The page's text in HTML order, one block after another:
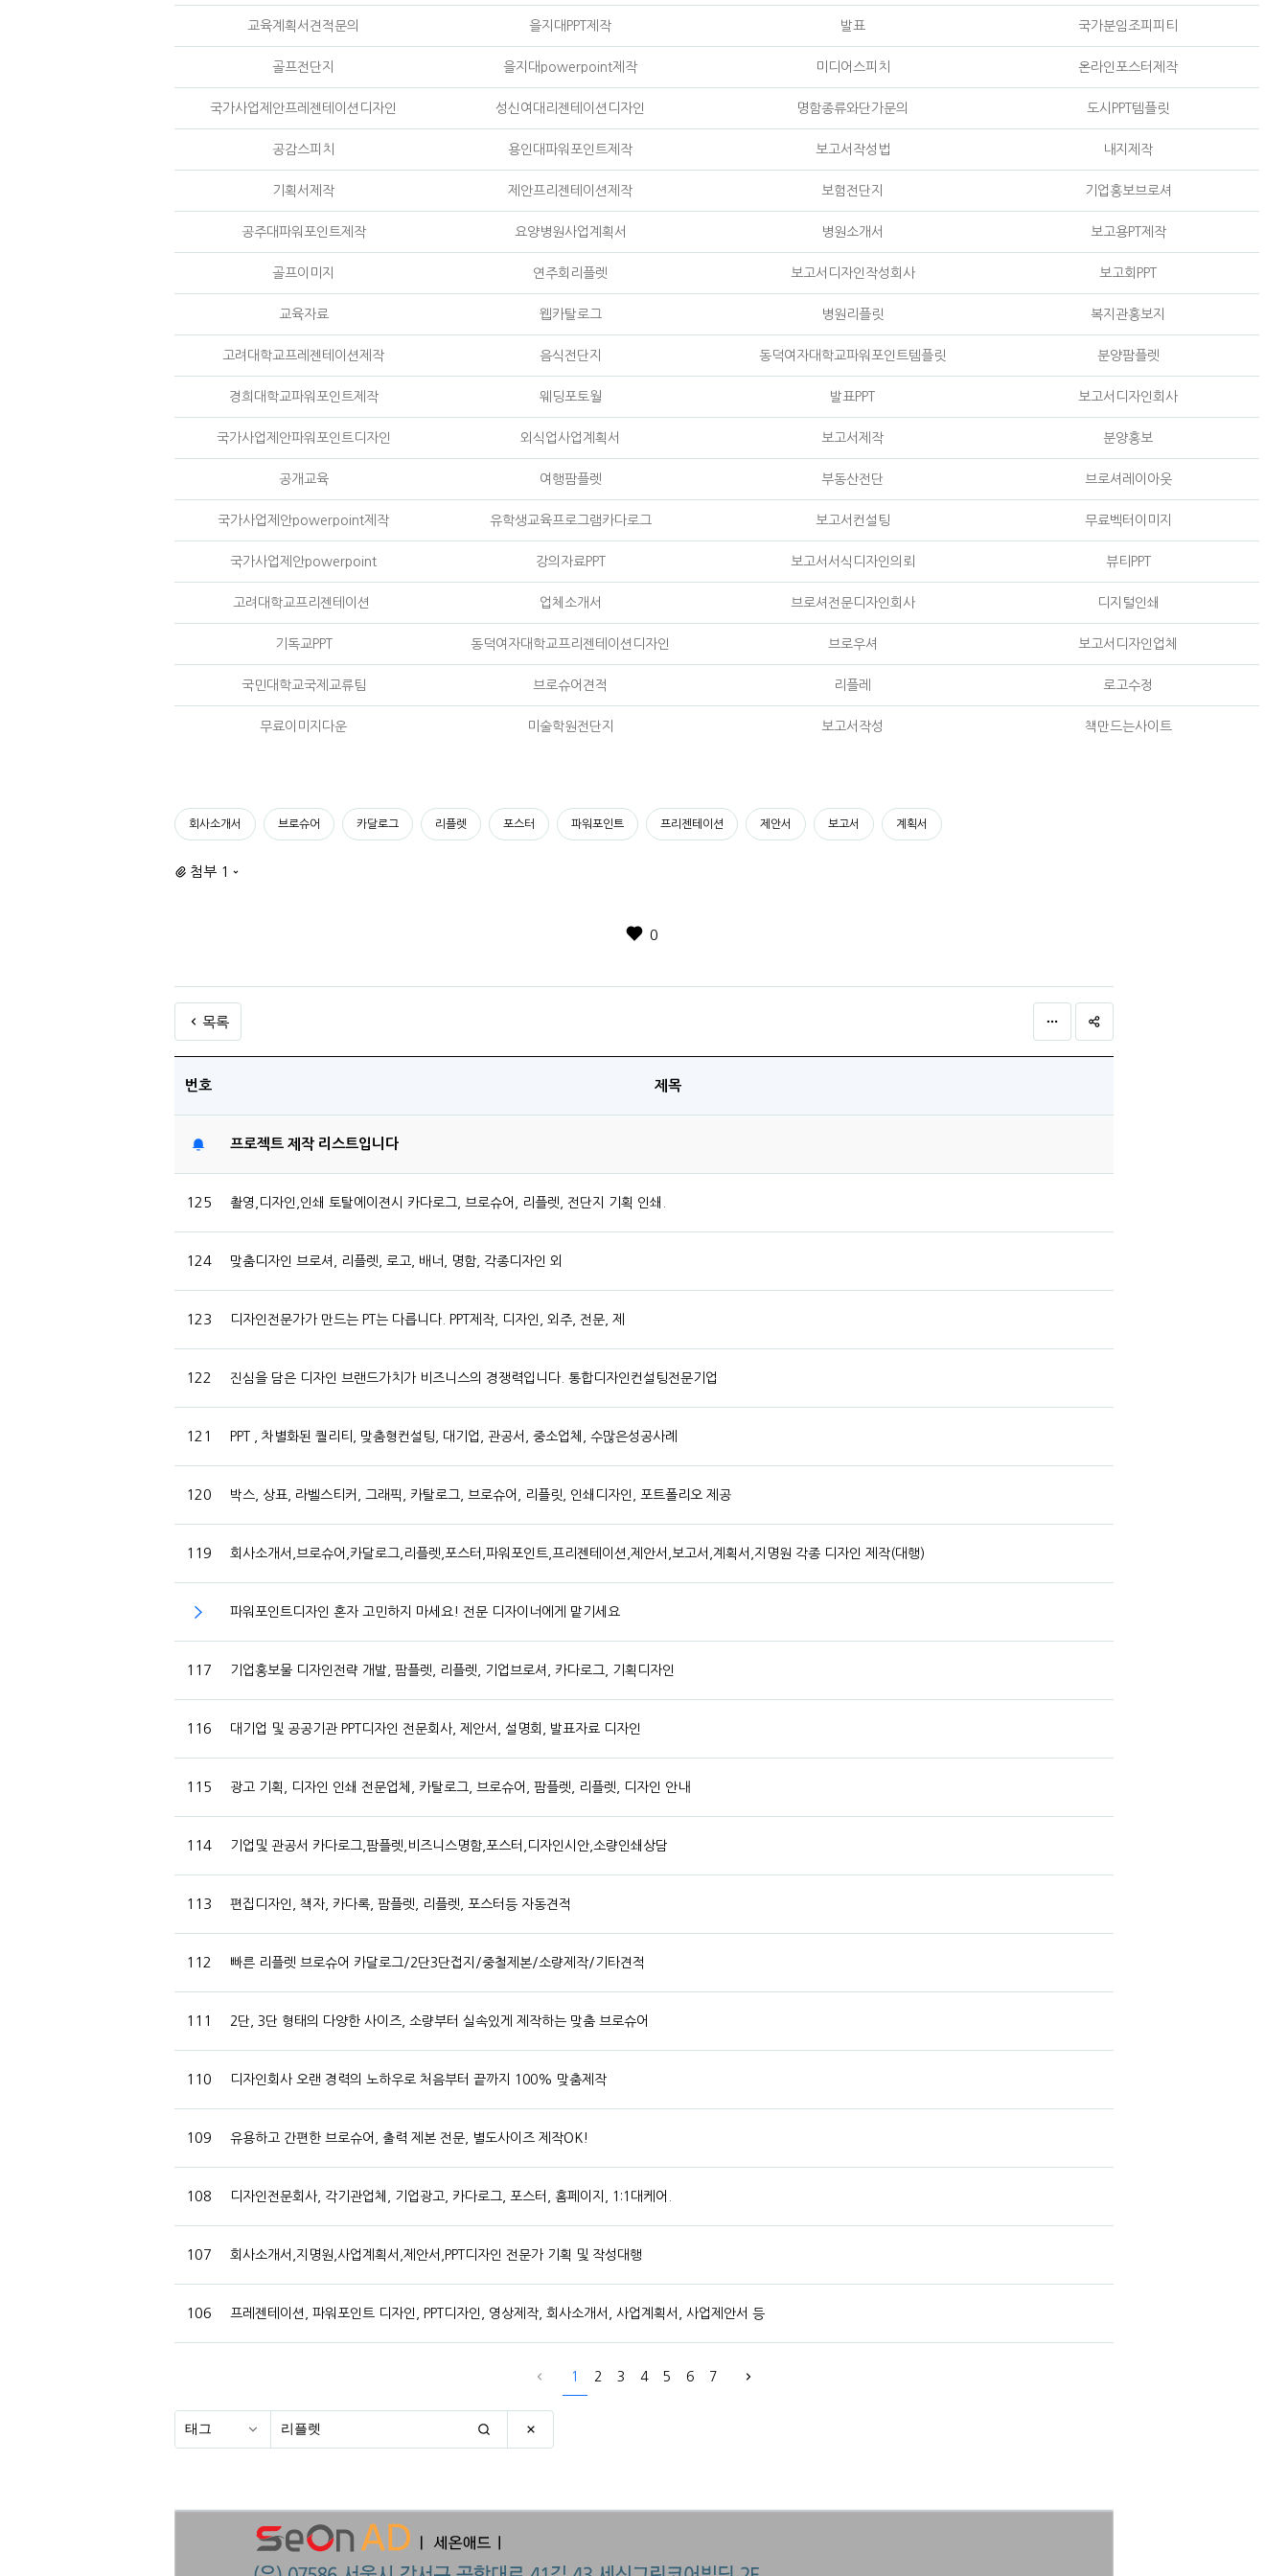
교육계획서견적문의 을지대PPT제작 발표 국가분임조피피티
골프전단지 을지대powerpoint제작 미디어스피치 온라인포스터제작
국가사업제안프레젠테이션디자인 성신여대리젠테이션디자인 명함종류와단가문의 도시PPT템플릿
공감스피치 용인대파워포인트제작 보고서작성법 내지제작
기획서제작 제안프리젠테이션제작 보험전단지 기업홍보브로셔
공주대파워포인트제작 요양병원사업계획서 병원소개서 보고용PT제작
골프이미지 연주회리플렛 보고서디자인작성회사 보고회PPT
교육자료 웹카탈로그 병원리플릿 복지관홍보지
고려대학교프레젠테이션제작 음식전단지 동덕여자대학교파워포인트템플릿 분양팜플렛
경희대학교파워포인트제작 웨딩포토월 발표PPT 보고서디자인회사
국가사업제안파워포인트디자인 외식업사업계획서 보고서제작 분양홍보
공개교육 여행팜플렛 부동산전단 브로셔레이아웃
국가사업제안powerpoint제작 유학생교육프로그램카다로그 보고서컨설팅 무료벡터이미지
국가사업제안powerpoint 강의자료PPT 보고서서식디자인의뢰 뷰티PPT
고려대학교프리젠테이션 업체소개서 브로셔전문디자인회사 디지털인쇄
기독교PPT 동덕여자대학교프리젠테이션디자인 브로우셔 보고서디자인업체
국민대학교국제교류팀 브로슈어견적 리플레 로고수정
무료이미지다운 미술학원전단지 보고서작성 책만드는사이트
회사소개서 브로슈어 카달로그 리플렛 포스터 파워포인트 프리젠테이션 제안서 보고서 계획서
첨부 1
0
목록
번호 제목
프로젝트 제작 리스트입니다
125 촬영,디자인,인쇄 토탈에이젼시 카다로그, 브로슈어, 리플렛, 전단지 기획 인쇄.
124 맞춤디자인 브로셔, 리플렛, 로고, 배너, 명함, 각종디자인 외
123 디자인전문가가 만드는 PT는 다릅니다. PPT제작, 디자인, 외주, 전문, 제
122 진심을 담은 디자인 브랜드가치가 비즈니스의 경쟁력입니다. 통합디자인컨설팅전문기업
121 PPT , 차별화된 퀄리티, 맞춤형컨설팅, 대기업, 관공서, 중소업체, 수많은성공사례
120 박스, 상표, 라벨스티커, 그래픽, 카탈로그, 브로슈어, 리플릿, 인쇄디자인, 포트폴리오 제공
119 회사소개서,브로슈어,카달로그,리플렛,포스터,파워포인트,프리젠테이션,제안서,보고서,계획서,지명원 각종 디자인 제작(대행)
파워포인트디자인 혼자 고민하지 마세요! 전문 디자이너에게 맡기세요
117 기업홍보물 디자인전략 개발, 팜플렛, 리플렛, 기업브로셔, 카다로그, 기획디자인
116 대기업 및 공공기관 PPT디자인 전문회사, 제안서, 설명회, 발표자료 디자인
115 광고 기획, 디자인 인쇄 전문업체, 카탈로그, 브로슈어, 팜플렛, 리플렛, 디자인 안내
114 기업및 관공서 카다로그,팜플렛,비즈니스명함,포스터,디자인시안,소량인쇄상담
113 편집디자인, 책자, 카다록, 팜플렛, 리플렛, 포스터등 자동견적
112 빠른 리플렛 브로슈어 카달로그/2단3단접지/중철제본/소량제작/기타견적
111 2단, 3단 형태의 다양한 사이즈, 소량부터 실속있게 제작하는 맞춤 브로슈어
110 디자인회사 오랜 경력의 노하우로 처음부터 끝까지 100% 맞춤제작
109 유용하고 간편한 브로슈어, 출력 제본 전문, 별도사이즈 제작OK!
108 디자인전문회사, 각기관업체, 기업광고, 카다로그, 포스터, 홈페이지, 1:1대케어.
107 회사소개서,지명원,사업계획서,제안서,PPT디자인 전문가 기획 및 작성대행
106 프레젠테이션, 파워포인트 디자인, PPT디자인, 영상제작, 회사소개서, 사업계획서, 사업제안서 등
1 2 3 4 5 6 7